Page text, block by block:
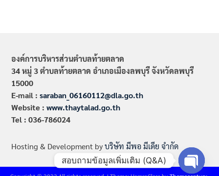
องค์การบริหารส่วนตำบลท้ายตลาด
34 หมู่ 3 ตำบลท้ายตลาด อำเภอเมืองลพบุรี จังหวัดลพบุรี
15000
E-mail : saraban_06160112@dla.go.th
Website : www.thaytalad.go.th
Tel : 036-786024
Hosting & Development byบริษัท มีพอ มีเดีย จำกัด
สอบถามข้อมูลเพิ่มเติม (Q&A)